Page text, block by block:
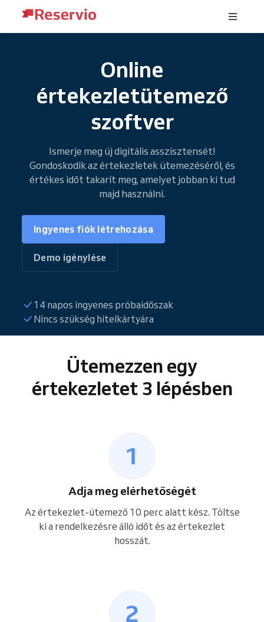
Online
értekezletütemező
szoftver
Ismerje meg új digitális asszisztensét!
Gondoskodik az értekezletek ütemezéséről, és
értékes időt takarít meg, amelyet jobban ki tud
majd használni.
Ingyenes fiók létrehozása
Demo igénylése
14 napos ingyenes próbaidőszak
Nincs szükség hitelkártyára
Ütemezzen egy
értekezletet 3 lépésben
Adja meg elérhetőségét
Az értekezlet-ütemező 10 perc alatt kész. Töltse
ki a rendelkezésre álló időt és az értekezlet
hosszát.